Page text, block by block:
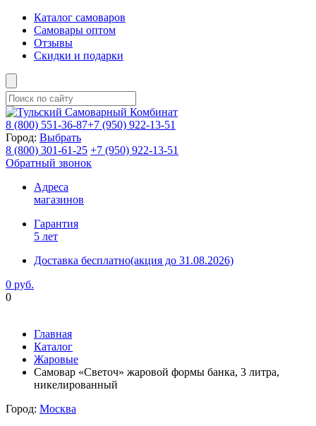
Каталог самоваров
Самовары оптом
Отзывы
Скидки и подарки
8 (800) 551-36-87+7 (950) 922-13-51
Город: Выбрать
8 (800) 301-61-25 +7 (950) 922-13-51
Обратный звонок
Адреса
магазинов
Гарантия
5 лет
Доставка бесплатно(акция до 31.08.2026)
0 руб.
0
Главная
Каталог
Жаровые
Самовар «Светоч» жаровой формы банка, 3 литра,
никелированный
Город: Москва